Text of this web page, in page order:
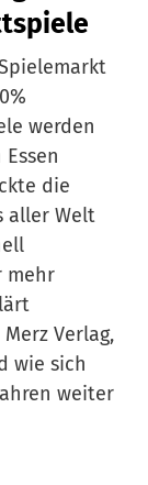
werden
die
aller Welt
mehr
Verlag,
wie sich
weiter